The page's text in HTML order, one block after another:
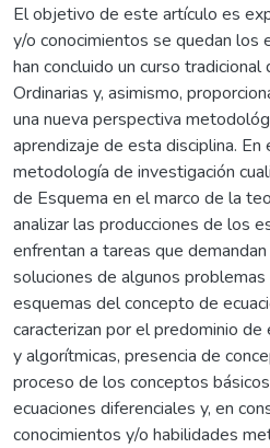
El objetivo de este artículo es
y/o conocimientos se quedan los
han concluido un curso
Ordinarias y, asimismo,
una nueva perspectiva
aprendizaje de esta disciplina.
metodología de investigación
de Esquema en el marco de la
analizar las producciones de los
enfrentan a tareas que
soluciones de algunos
esquemas del concepto de
caracterizan por el predominio
y algorítmicas, presencia de
proceso de los conceptos
ecuaciones diferenciales y, en
conocimientos y/o habilidades